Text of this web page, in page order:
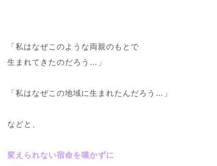
「私はなぜこのような両親のもとで
生まれてきたのだろう…」
「私はなぜこの地域に生まれたんだろう…」
などと、
変えられない宿命を嘆かずに